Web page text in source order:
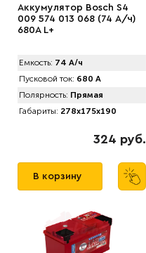
Аккумулятор Bosch S4
009 574 013 068 (74 А/ч)
680A L+
Емкость: 74 А/ч
Пусковой ток: 680 А
Полярность: Прямая
Габариты: 278x175x190
324 руб.
В корзину